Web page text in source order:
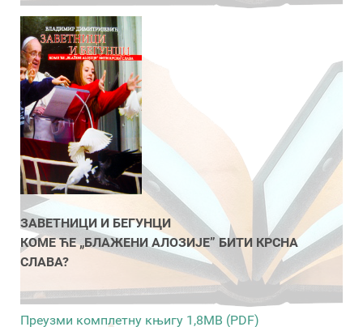
ЗАВЕТНИЦИ И БЕГУНЦИ
КОМЕ ЋЕ „БЛАЖЕНИ АЛОЗИЈЕ” БИТИ КРСНА
СЛАВА?
Преузми комплетну књигу 1,8MB (PDF)